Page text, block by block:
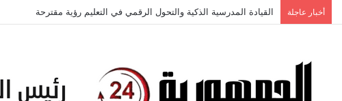
أخبار عاجلة كلمة الاستاذ الدكتور السيدة محمود وكيل الكلية للدراسات العليا والبحث